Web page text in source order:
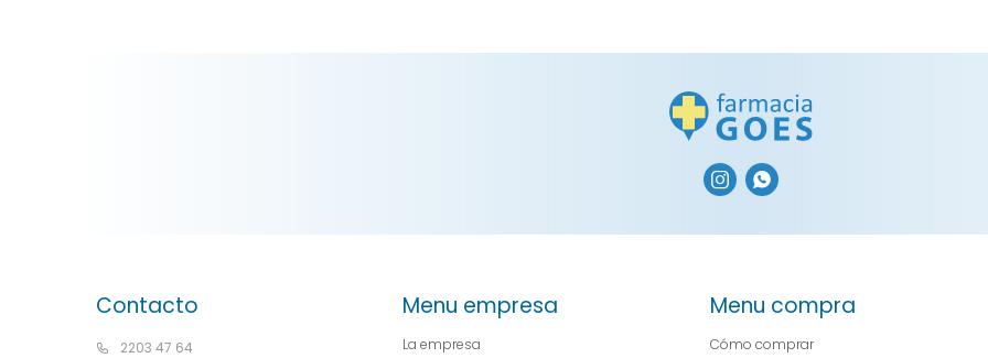
 
Contacto
2203 47 64
Menu empresa
La empresa
Menu compra
Cómo comprar